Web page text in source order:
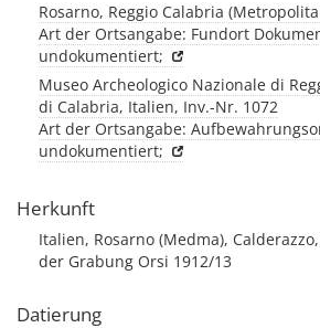
Rosarno, Reggio Calabria
Art der Ortsangabe: Fundort
undokumentiert;
Museo Archeologico Nazionale di
di Calabria, Italien, Inv.-Nr. 1072
Art der Ortsangabe:
undokumentiert;
Herkunft
Italien, Rosarno (Medma),
der Grabung Orsi 1912/13
Datierung